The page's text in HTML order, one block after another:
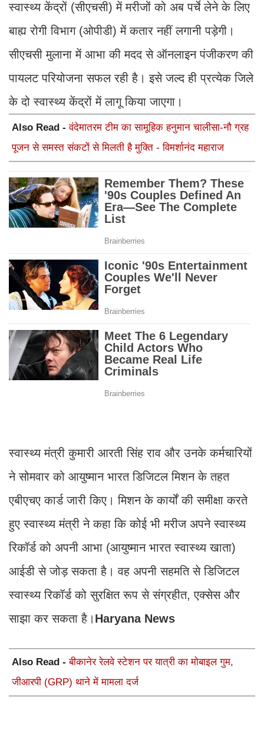
स्वास्थ्य केंद्रों (सीएचसी) में मरीजों को अब पर्चे लेने के लिए
बाह्य रोगी विभाग (ओपीडी) में कतार नहीं लगानी पड़ेगी।
सीएचसी मुलाना में आभा की मदद से ऑनलाइन पंजीकरण की
पायलट परियोजना सफल रही है। इसे जल्द ही प्रत्येक जिले
के दो स्वास्थ्य केंद्रों में लागू किया जाएगा।
Also Read -वंदेमातरम टीम का सामूहिक हनुमान चालीसा-नौ ग्रह
पूजन से समस्त संकटों से मिलती है मुक्ति - विमर्शानंद महाराज
स्वास्थ्य मंत्री कुमारी आरती सिंह राव और उनके कर्मचारियों
ने सोमवार को आयुष्मान भारत डिजिटल मिशन के तहत
एबीएचए कार्ड जारी किए। मिशन के कार्यों की समीक्षा करते
हुए स्वास्थ्य मंत्री ने कहा कि कोई भी मरीज अपने स्वास्थ्य
रिकॉर्ड को अपनी आभा (आयुष्मान भारत स्वास्थ्य खाता)
आईडी से जोड़ सकता है। वह अपनी सहमति से डिजिटल
स्वास्थ्य रिकॉर्ड को सुरक्षित रूप से संग्रहीत, एक्सेस और
साझा कर सकता है। Haryana News
Also Read -बीकानेर रेलवे स्टेशन पर यात्री का मोबाइल गुम,
जीआरपी (GRP) थाने में मामला दर्ज